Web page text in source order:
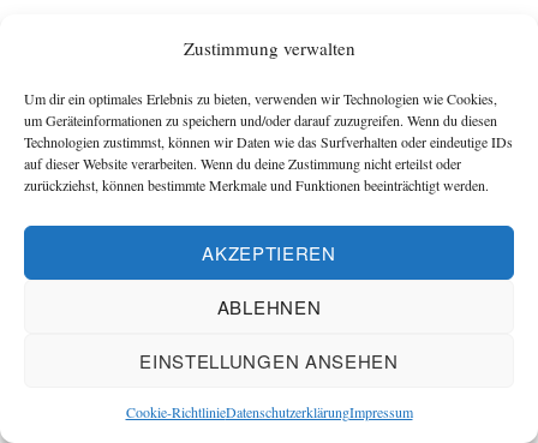
Zustimmung verwalten
Um dir ein optimales Erlebnis zu bieten, verwenden wir Technologien wie Cookies,
um Geräteinformationen zu speichern und/oder darauf zuzugreifen. Wenn du diesen
Technologien zustimmst, können wir Daten wie das Surfverhalten oder eindeutige IDs
auf dieser Website verarbeiten. Wenn du deine Zustimmung nicht erteilst oder
zurückziehst, können bestimmte Merkmale und Funktionen beeinträchtigt werden.
AKZEPTIEREN
ABLEHNEN
EINSTELLUNGEN ANSEHEN
Cookie-RichtlinieDatenschutzerklärungImpressum
Allgemein
Mannschaftskämpfe
KALENDER DER BLOG-BEITRÄGE
August 2026